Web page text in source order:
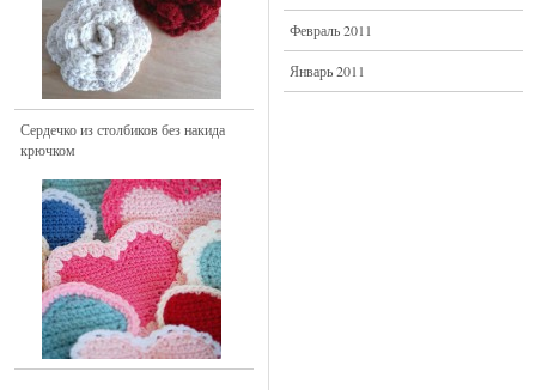
Сердечко из столбиков без накида
крючком
Февраль 2011
Январь 2011